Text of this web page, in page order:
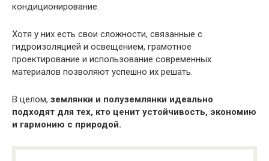
кондиционирование.
Хотя у них есть свои сложности, связанные с
гидроизоляцией и освещением, грамотное
проектирование и использование современных
материалов позволяют успешно их решать.
В целом, землянки и полуземлянки идеально
подходят для тех, кто ценит устойчивость, экономию
и гармонию с природой.